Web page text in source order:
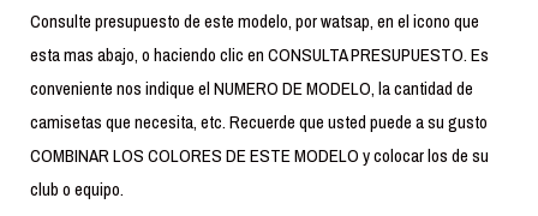
Consulte presupuesto de este modelo, por watsap, en el icono que
esta mas abajo, o haciendo clic en CONSULTA PRESUPUESTO. Es
conveniente nos indique el NUMERO DE MODELO, la cantidad de
camisetas que necesita, etc. Recuerde que usted puede a su gusto
COMBINAR LOS COLORES DE ESTE MODELO y colocar los de su
club o equipo.